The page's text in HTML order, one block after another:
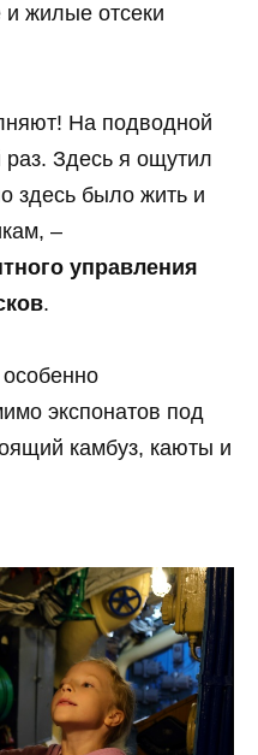
и жилые отсеки
На подводной
Здесь я ощутил
здесь было жить и
–
управления
.
экспонатов под
камбуз, каюты и